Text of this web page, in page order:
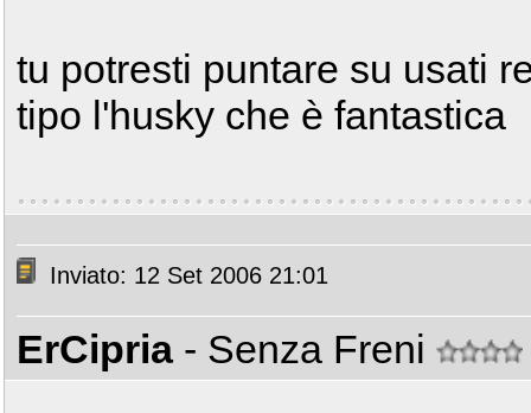
tu potresti puntare su usati
tipo l'husky che è fantastica
Inviato: 12 Set 2006 21:01
ErCipria - Senza Freni